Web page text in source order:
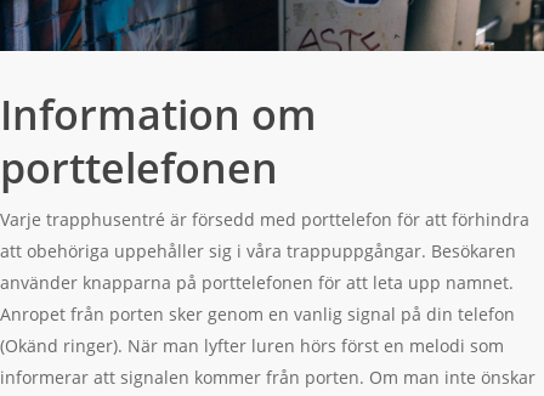
Information om
porttelefonen
Varje trapphusentré är försedd med porttelefon för att förhindra
att obehöriga uppehåller sig i våra trappuppgångar. Besökaren
använder knapparna på porttelefonen för att leta upp namnet.
Anropet från porten sker genom en vanlig signal på din telefon
(Okänd ringer). När man lyfter luren hörs först en melodi som
informerar att signalen kommer från porten. Om man inte önskar